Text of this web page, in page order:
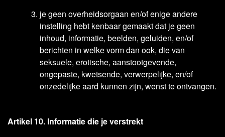
je geen overheidsorgaan en/of enige andere
instelling hebt kenbaar gemaakt dat je geen
inhoud, informatie, beelden, geluiden, en/of
berichten in welke vorm dan ook, die van
seksuele, erotische, aanstootgevende,
ongepaste, kwetsende, verwerpelijke, en/of
onzedelijke aard kunnen zijn, wenst te ontvangen.
Artikel 10. Informatie die je verstrekt